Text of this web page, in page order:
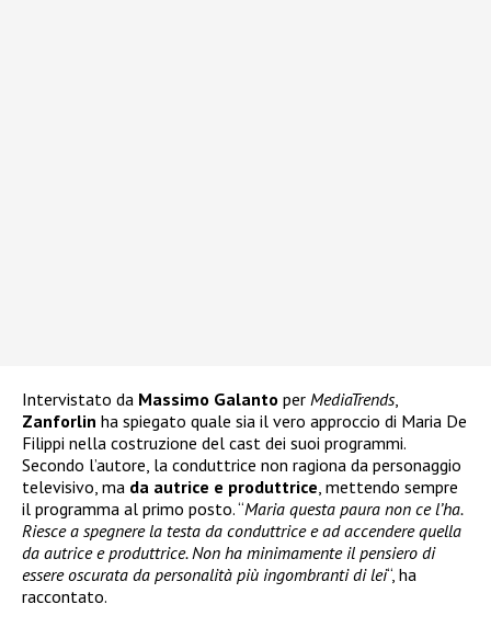
Intervistato da Massimo Galanto per MediaTrends,
Zanforlin ha spiegato quale sia il vero approccio di Maria De
Filippi nella costruzione del cast dei suoi programmi.
Secondo l’autore, la conduttrice non ragiona da personaggio
televisivo, ma da autrice e produttrice , mettendo sempre
il programma al primo posto. “Maria questa paura non ce l’ha.
Riesce a spegnere la testa da conduttrice e ad accendere quella
da autrice e produttrice. Non ha minimamente il pensiero di
essere oscurata da personalità più ingombranti di lei“, ha
raccontato.